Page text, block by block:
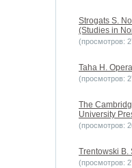
Strogats S.
(Studies in
(просмотров:
Taha H.
(просмотров:
The
University
(просмотров:
Trentowski B.
(просмотров: